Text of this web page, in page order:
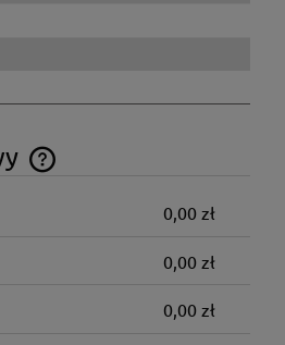
kosztów płatności
0,00 zł
0,00 zł
0,00 zł